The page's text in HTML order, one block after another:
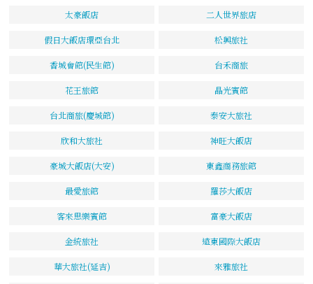
太豪飯店 二人世界旅店
假日大飯店環亞台北 松興旅社
香城會館(民生館) 台禾商旅
花王旅館 晶光賓館
台北商旅(慶城館) 泰安大旅社
欣和大旅社 神旺大飯店
豪城大飯店(大安) 東鑫商務旅館
最愛旅館 羅莎大飯店
客來思樂賓館 富豪大飯店
金統旅社 遠東國際大飯店
華大旅社(延吉) 來雅旅社